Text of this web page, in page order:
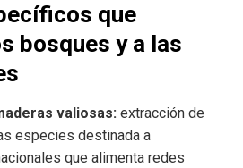
que
bosques y a las
valiosas: extracción de
especies destinada a
que alimenta redes